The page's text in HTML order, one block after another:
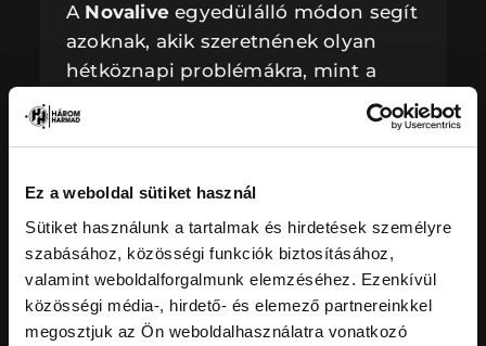
Ez a weboldal sütiket használ
Sütiket használunk a tartalmak és hirdetések személyre
szabásához, közösségi funkciók biztosításához,
valamint weboldalforgalmunk elemzéséhez. Ezenkívül
közösségi média-, hirdető- és elemező partnereinkkel
megosztjuk az Ön weboldalhasználatra vonatkozó
A Novalive egyedülálló módon segít
azoknak, akik szeretnének olyan
hétköznapi problémákra, mint a
stressz, túlsúly, alacsony önbecsülés
és ehhez hasonló megoldatlan
találni.
Átalakulások